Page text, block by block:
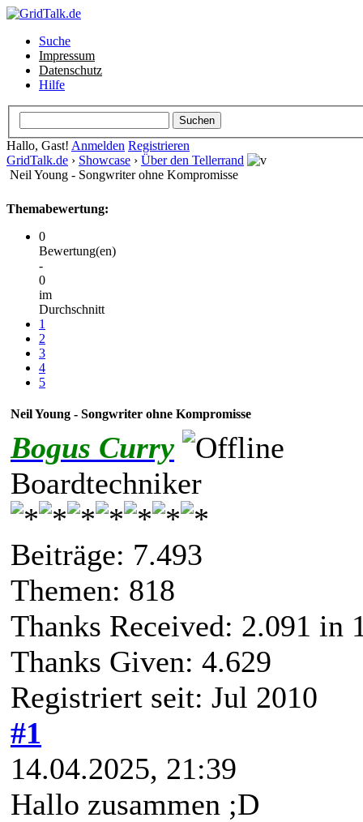
Suche
Impressum
Datenschutz
Hilfe
Hallo, Gast! Anmelden Registrieren
GridTalk.de › Showcase › Über den Tellerrand
Neil Young - Songwriter ohne Kompromisse
Themabewertung:
0
Bewertung(en)
-
0
im
Durchschnitt
1
2
3
4
5
Neil Young - Songwriter ohne Kompromisse
Bogus Curry
Boardtechniker
Beiträge: 7.493
Themen: 818
Thanks Received: 2.091 in
Thanks Given: 4.629
Registriert seit: Jul 2010
#1
14.04.2025, 21:39
Hallo zusammen ;D